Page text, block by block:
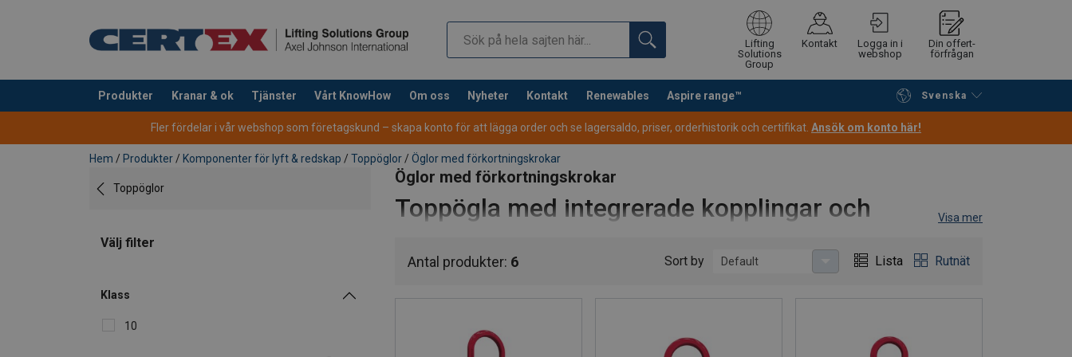
Lifting
Solutions
Group
Kontakt
Logga in i
webshop
Din offert-
förfrågan
Produkter Kranar & ok Tjänster Vårt KnowHow Om oss Nyheter Kontakt Renewables Aspire range™ Svenska
tillagd i varukorg Fortsätt handla Gå till kassan
Fler fördelar i vår webshop som företagskund – skapa konto för att lägga order och se lagersaldo, priser, orderhistorik och certifikat. Ansök om konto här!
Hem / Produkter / Komponenter för lyft & redskap / Toppöglor / Öglor med förkortningskrokar
Toppöglor
Välj filter
Klass
10
Öglor med förkortningskrokar
Toppögla med integrerade kopplingar och
En flexibel och kostnadseffektiv lyftlösning där toppögla kombineras med 1–4 integrerade kopplingar
Med säkerhetsklass 10, CE-märkning och certifiering erbjuder öglorna en trygg och effektiv användning.
Visa mer
Antal produkter: 6 Sort by Default Lista Rutnät